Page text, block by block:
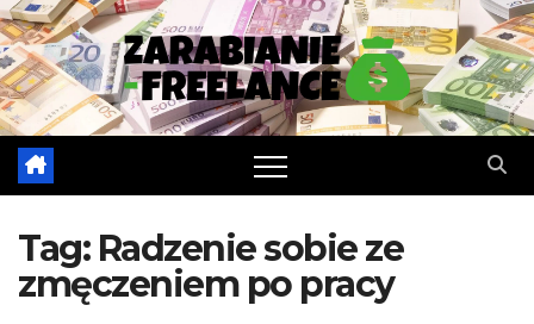
Skip
to
content
Tag: Radzenie sobie ze
zmęczeniem po pracy